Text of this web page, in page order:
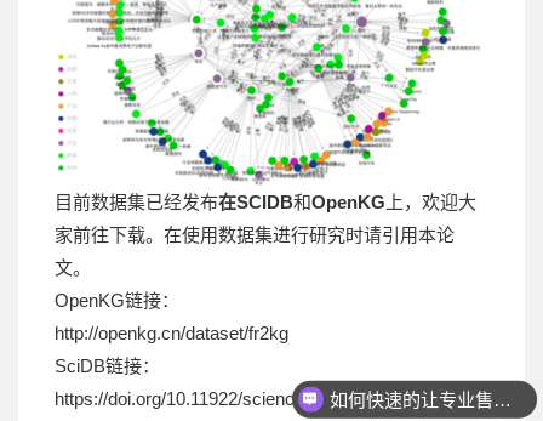
目前数据集已经发布在SCIDB和OpenKG 上，欢迎大
家前往下载。在使用数据集进行研究时请引用本论
文。
OpenKG链接：
http://openkg.cn/dataset/fr2kg
SciDB链接：
https://doi.org/10.11922/sciencedb.01060